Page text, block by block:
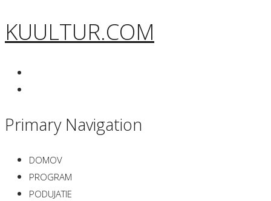
KUULTUR.COM
Primary Navigation
DOMOV
PROGRAM
PODUJATIE